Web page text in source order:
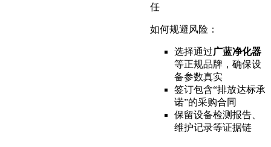
任
如何规避风险：
选择通过广蓝净化器
等正规品牌，确保设
备参数真实
签订包含“排放达标承
诺”的采购合同
保留设备检测报告、
维护记录等证据链